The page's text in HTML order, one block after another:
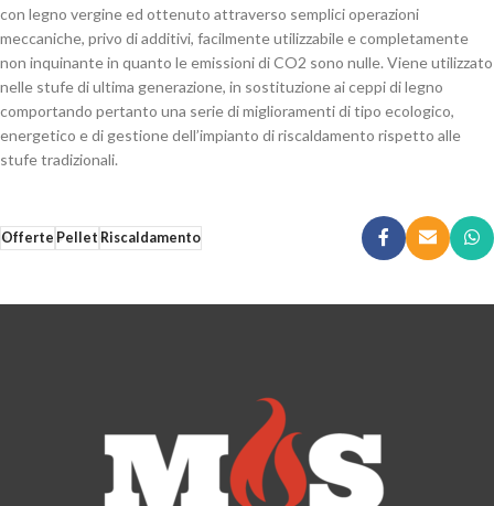
con legno vergine ed ottenuto attraverso semplici operazioni
meccaniche, privo di additivi, facilmente utilizzabile e completamente
non inquinante in quanto le emissioni di CO2 sono nulle. Viene utilizzato
nelle stufe di ultima generazione, in sostituzione ai ceppi di legno
comportando pertanto una serie di miglioramenti di tipo ecologico,
energetico e di gestione dell’impianto di riscaldamento rispetto alle
stufe tradizionali.
Offerte Pellet Riscaldamento